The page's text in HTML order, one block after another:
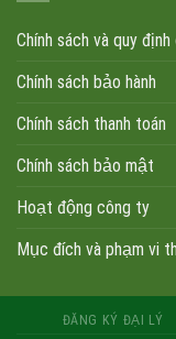
Chính sách và quy định
Chính sách bảo hành
Chính sách thanh toán
Chính sách bảo mật
Hoạt động công ty
Mục đích và phạm vi
ĐĂNG KÝ ĐẠI LÝ